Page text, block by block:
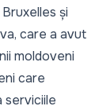
și
care a avut
moldoveni
care
serviciile